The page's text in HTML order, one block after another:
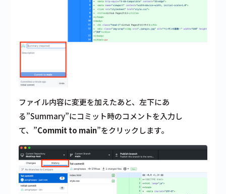
ファイル内容に変更を加えたあと、左下にあ
る”Summary”にコミット時のコメントを入力し
て、”Commit to main”をクリックします。